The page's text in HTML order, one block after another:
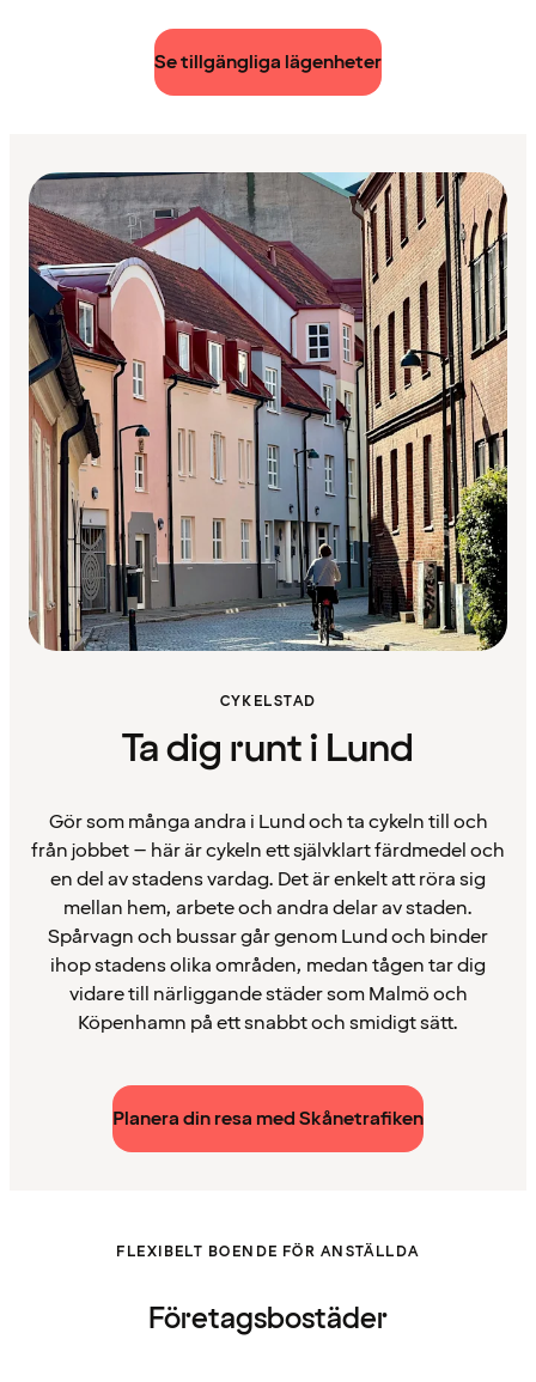
Se tillgängliga lägenheter
CYKELSTAD
Ta dig runt i Lund
Gör som många andra i Lund och ta cykeln till och
från jobbet – här är cykeln ett självklart färdmedel och
en del av stadens vardag. Det är enkelt att röra sig
mellan hem, arbete och andra delar av staden.
Spårvagn och bussar går genom Lund och binder
ihop stadens olika områden, medan tågen tar dig
vidare till närliggande städer som Malmö och
Köpenhamn på ett snabbt och smidigt sätt.
Planera din resa med Skånetrafiken
FLEXIBELT BOENDE FÖR ANSTÄLLDA
Företagsbostäder